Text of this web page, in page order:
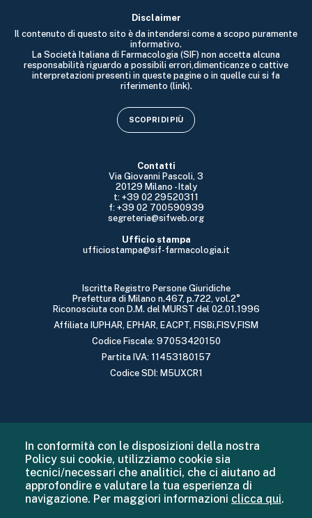
Contatti
Via Giovanni Pascoli, 3
20129 Milano - Italy
t: +39 02 29520311
f: +39 02 700590939
segreteria@sifweb.org
Ufficio stampa
ufficiostampa@sif-farmacologia.it
Iscritta Registro Persone Giuridiche
Prefettura di Milano n.467, p.722, vol.2°
Riconosciuta con D.M. del MURST del 02.01.1996
Affiliata IUPHAR, EPHAR, EACPT, FISBi,FISV,FISM
Codice Fiscale: 97053420150
Partita IVA: 11453180157
Codice SDI: M5UXCR1
Disclaimer
Il contenuto di questo sito è da intendersi come a scopo puramente
informativo.
La Società Italiana di Farmacologia (SIF) non accetta alcuna
responsabilità riguardo a possibili errori,dimenticanze o cattive
interpretazioni presenti in queste pagine o in quelle cui si fa
riferimento (link).
SCOPRI DI PIÙ
In conformità con le disposizioni della nostra
Policy sui cookie, utilizziamo cookie sia
tecnici/necessari che analitici, che ci aiutano ad
approfondire e valutare la tua esperienza di
navigazione. Per maggiori informazioni clicca qui.